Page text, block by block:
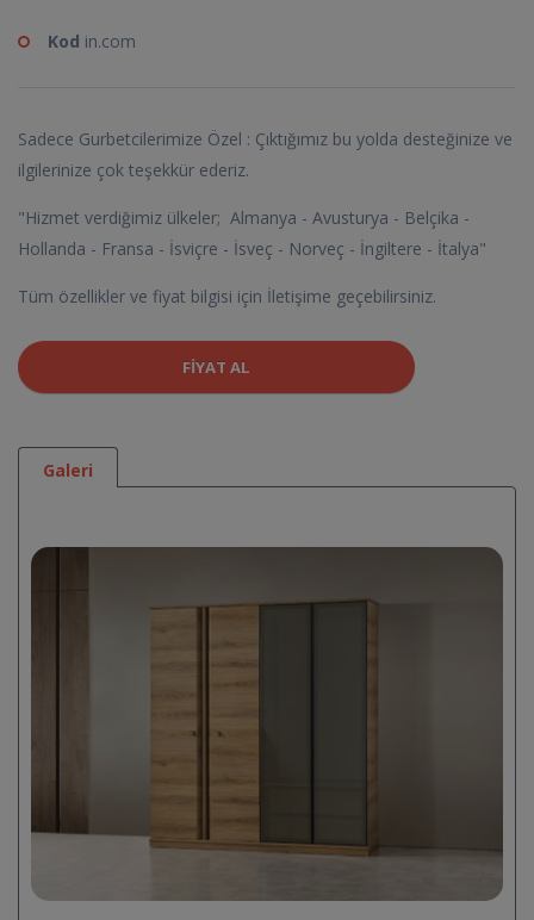
Kod in.com
Sadece Gurbetcilerimize Özel : Çıktığımız bu yolda desteğinize ve
ilgilerinize çok teşekkür ederiz.
"Hizmet verdiğimiz ülkeler; Almanya - Avusturya - Belçika -
Hollanda - Fransa - İsviçre - İsveç - Norveç - İngiltere - İtalya"
Tüm özellikler ve fiyat bilgisi için İletişime geçebilirsiniz.
FIYAT AL
Galeri